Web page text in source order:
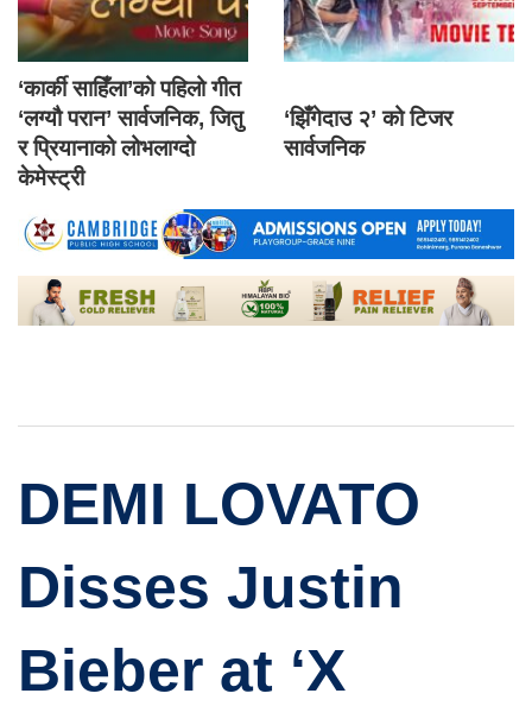
‘कार्की साहिँला’को पहिलो गीत
‘लग्यौ परान’ सार्वजनिक, जितु
र प्रियानाको लोभलाग्दो
केमेस्ट्री
‘झिँगेदाउ २’ को टिजर
सार्वजनिक
DEMI LOVATO
Disses Justin
Bieber at ‘X